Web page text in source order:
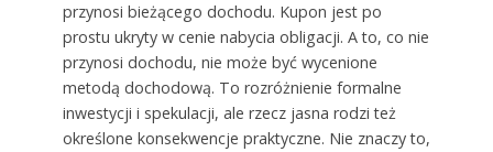
przynosi bieżącego dochodu. Kupon jest po
prostu ukryty w cenie nabycia obligacji. A to, co nie
przynosi dochodu, nie może być wycenione
metodą dochodową. To rozróżnienie formalne
inwestycji i spekulacji, ale rzecz jasna rodzi też
określone konsekwencje praktyczne. Nie znaczy to,